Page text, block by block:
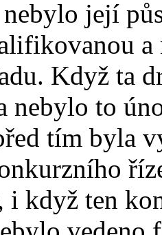
její
Když ta
nebylo to
tím byla
i když ten